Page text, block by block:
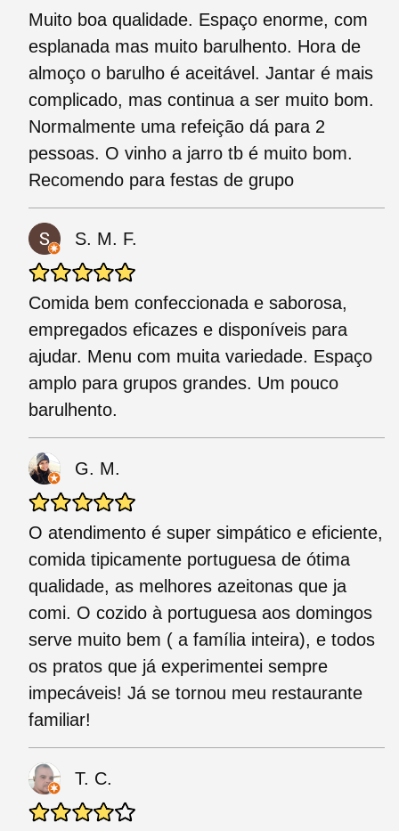
Muito boa qualidade. Espaço enorme, com
esplanada mas muito barulhento. Hora de
almoço o barulho é aceitável. Jantar é mais
complicado, mas continua a ser muito bom.
Normalmente uma refeição dá para 2
pessoas. O vinho a jarro tb é muito bom.
Recomendo para festas de grupo
S. M. F.
Comida bem confeccionada e saborosa,
empregados eficazes e disponíveis para
ajudar. Menu com muita variedade. Espaço
amplo para grupos grandes. Um pouco
barulhento.
G. M.
O atendimento é super simpático e eficiente,
comida tipicamente portuguesa de ótima
qualidade, as melhores azeitonas que ja
comi. O cozido à portuguesa aos domingos
serve muito bem ( a família inteira), e todos
os pratos que já experimentei sempre
impecáveis! Já se tornou meu restaurante
familiar!
T. C.